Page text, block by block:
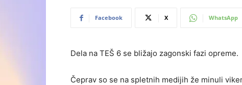
Facebook X WhatsApp
Dela na TEŠ 6 se bližajo zagonski fazi opreme.
Čeprav so se na spletnih medijih že minuli